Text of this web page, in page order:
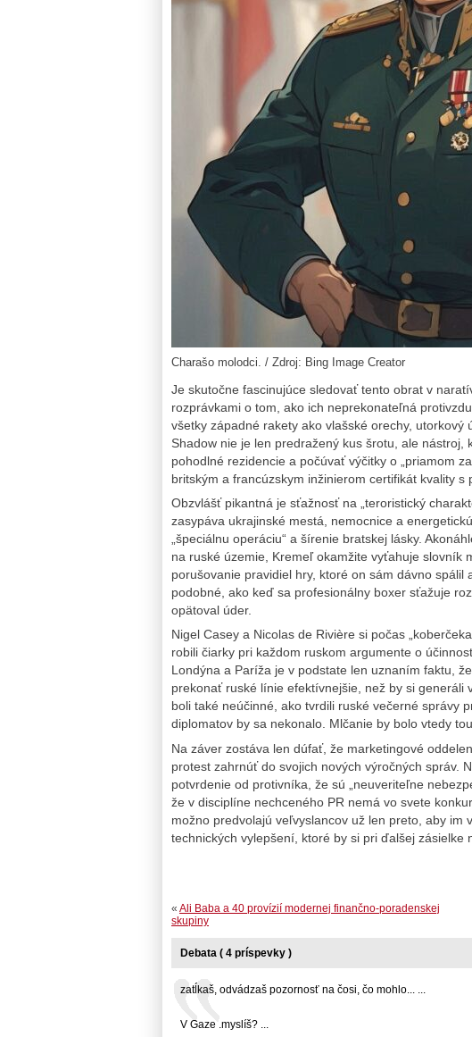
Charašo molodci. / Zdroj: Bing Image Creator
Je skutočne fascinujúce sledovať tento obrat v
rozprávkami o tom, ako ich neprekonateľná
všetky západné rakety ako vlašské orechy,
Shadow nie je len predražený kus šrotu, ale
pohodlné rezidencie a počúvať výčitky o „priamom
britským a francúzskym inžinierom certifikát kvality s
Obzvlášť pikantná je sťažnosť na „teroristický
zasypáva ukrajinské mestá, nemocnice a
„špeciálnu operáciu“ a šírenie bratskej lásky.
na ruské územie, Kremeľ okamžite vyťahuje slovník
porušovanie pravidiel hry, ktoré on sám dávno
podobné, ako keď sa profesionálny boxer sťažuje
opätoval úder.
Nigel Casey a Nicolas de Rivière si počas
robili čiarky pri každom ruskom argumente o
Londýna a Paríža je v podstate len uznaním faktu,
prekonať ruské línie efektívnejšie, než by si generáli
boli také neúčinné, ako tvrdili ruské večerné správy
diplomatov by sa nekonalo. Mlčanie by bolo vtedy
Na záver zostáva len dúfať, že marketingové
protest zahrnúť do svojich nových výročných správ.
potvrdenie od protivníka, že sú „neuveriteľne
že v disciplíne nechceného PR nemá vo svete
možno predvolajú veľvyslancov už len preto, aby im
technických vylepšení, ktoré by si pri ďalšej zásielke
« Ali Baba a 40 provízií modernej finančno-poradenskej
skupiny
Debata ( 4 príspevky )
zatĺkaš, odvádzaš pozornosť na čosi, čo mohlo... ...
V Gaze .myslíš? ...